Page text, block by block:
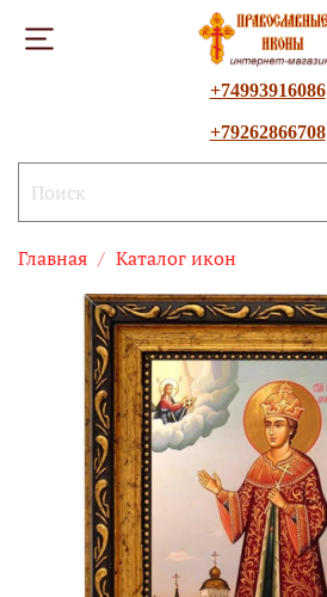
+74993916086
+79262866708
Главная Каталог икон